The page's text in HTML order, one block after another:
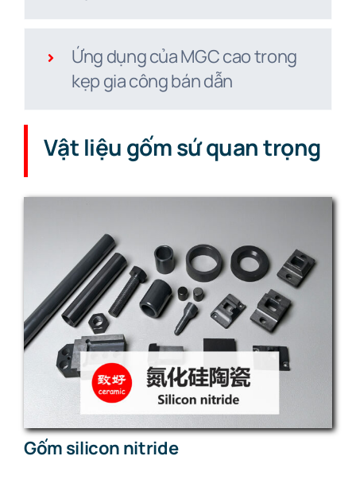
Ứng dụng của MGC cao trong
kẹp gia công bán dẫn
Vật liệu gốm sứ quan trọng
Gốm silicon nitride